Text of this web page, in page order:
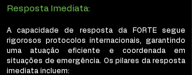
Resposta Imediata:
A capacidade de resposta da FORTE segue
rigorosos protocolos internacionais, garantindo
uma atuação eficiente e coordenada em
situações de emergência. Os pilares da resposta
imediata incluem: